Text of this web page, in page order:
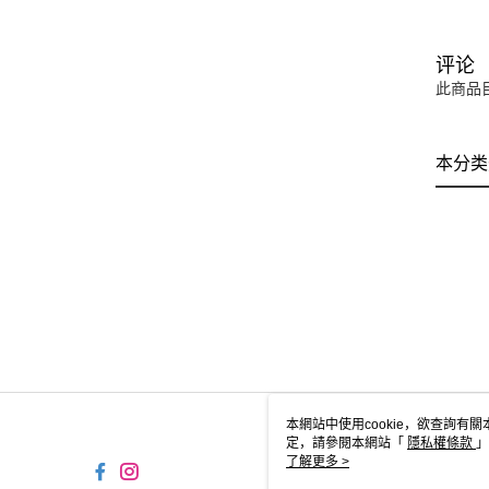
评论
此商品
本分
本網站中使用cookie，欲查詢有
定，請參閱本網站「 隱私權條款
cookie。
了解更多 >